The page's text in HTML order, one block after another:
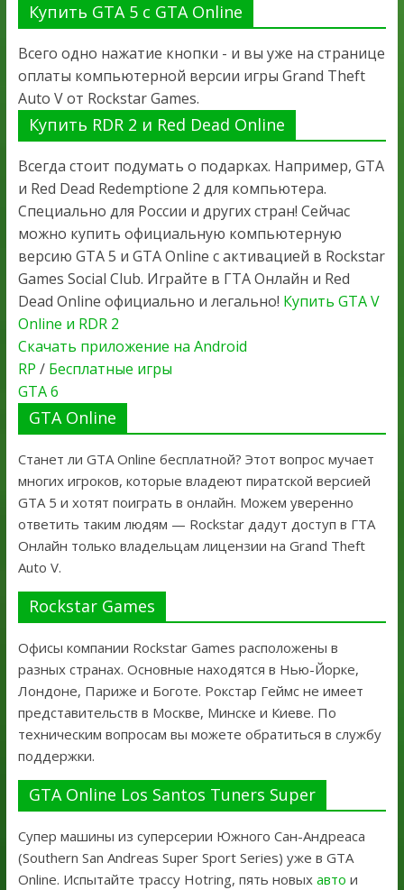
Купить GTA 5 с GTA Online
Всего одно нажатие кнопки - и вы уже на странице
оплаты компьютерной версии игры Grand Theft
Auto V от Rockstar Games.
Купить RDR 2 и Red Dead Online
Всегда стоит подумать о подарках. Например, GTA
и Red Dead Redemptione 2 для компьютера.
Специально для России и других стран! Сейчас
можно купить официальную компьютерную
версию GTA 5 и GTA Online с активацией в Rockstar
Games Social Club. Играйте в ГТА Онлайн и Red
Dead Online официально и легально! Купить GTA V
Online и RDR 2
Скачать приложение на Android
RP / Бесплатные игры
GTA 6
GTA Online
Станет ли GTA Online бесплатной? Этот вопрос мучает
многих игроков, которые владеют пиратской версией
GTA 5 и хотят поиграть в онлайн. Можем уверенно
ответить таким людям — Rockstar дадут доступ в ГТА
Онлайн только владельцам лицензии на Grand Theft
Auto V.
Rockstar Games
Офисы компании Rockstar Games расположены в
разных странах. Основные находятся в Нью-Йорке,
Лондоне, Париже и Боготе. Рокстар Геймс не имеет
представительств в Москве, Минске и Киеве. По
техническим вопросам вы можете обратиться в службу
поддержки.
GTA Online Los Santos Tuners Super
Супер машины из суперсерии Южного Сан-Андреаса
(Southern San Andreas Super Sport Series) уже в GTA
Online. Испытайте трассу Hotring, пять новых авто и